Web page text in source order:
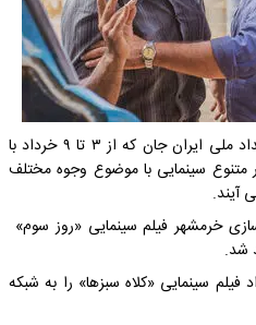
، در اولین رویداد ملی ایران جان که از ۳ تا ۹ خرداد با
متنوع سینمایی با موضوع وجوه مختلف
آیند.
خرمشهر فیلم سینمایی «روز سوم»
ساعت۲۱ یکشنبه ۴ خرداد فیلم سینمایی «کلاه سبزها» را به شبکه